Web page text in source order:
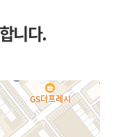
니다.